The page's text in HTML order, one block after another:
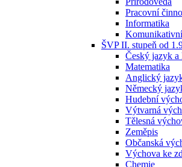
Pracovní
Informatika
ŠVP II. stupeň od
Český jazyk a
Matematika
Anglický
Německý
Hudební
Výtvarná
Tělesná
Zeměpis
Občanská
Výchova ke
Chemie